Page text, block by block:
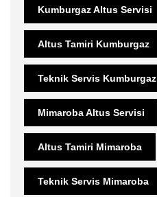
Kumburgaz Altus Servisi
Altus Tamiri Kumburgaz
Teknik Servis Kumburgaz
Mimaroba Altus Servisi
Altus Tamiri Mimaroba
Teknik Servis Mimaroba